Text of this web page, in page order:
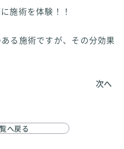
施術を体験！！
る施術ですが、その分効果
次へ
へ戻る